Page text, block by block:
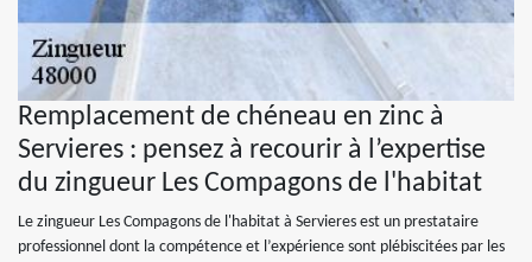
Remplacement de chéneau en zinc à
Servieres : pensez à recourir à l’expertise
du zingueur Les Compagons de l'habitat
Le zingueur Les Compagons de l'habitat à Servieres est un prestataire
professionnel dont la compétence et l’expérience sont plébiscitées par les